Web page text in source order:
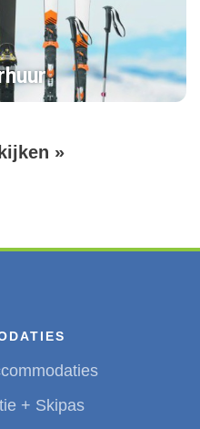
»
+ Skipas